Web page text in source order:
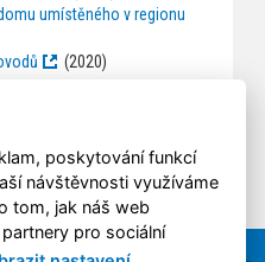
umístěného v regionu
(2020)
poskytování funkcí
návštěvnosti využíváme
tom, jak náš web
pro sociální